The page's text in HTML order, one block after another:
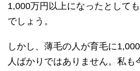
1,000万円以上になったとして
でしょう。
しかし、薄毛の人が育毛に
人ばかりではありません。私も